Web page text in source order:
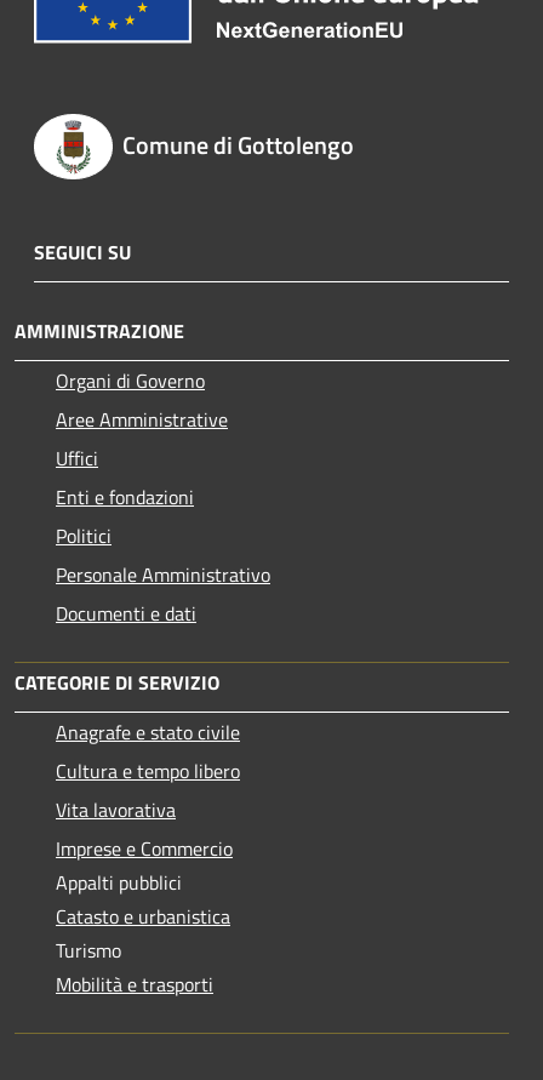
Comune di Gottolengo
SEGUICI SU
AMMINISTRAZIONE
Organi di Governo
Aree Amministrative
Uffici
Enti e fondazioni
Politici
Personale Amministrativo
Documenti e dati
CATEGORIE DI SERVIZIO
Anagrafe e stato civile
Cultura e tempo libero
Vita lavorativa
Imprese e Commercio
Appalti pubblici
Catasto e urbanistica
Turismo
Mobilità e trasporti